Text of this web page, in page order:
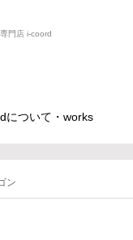
門店 i-coord
について・works
ン